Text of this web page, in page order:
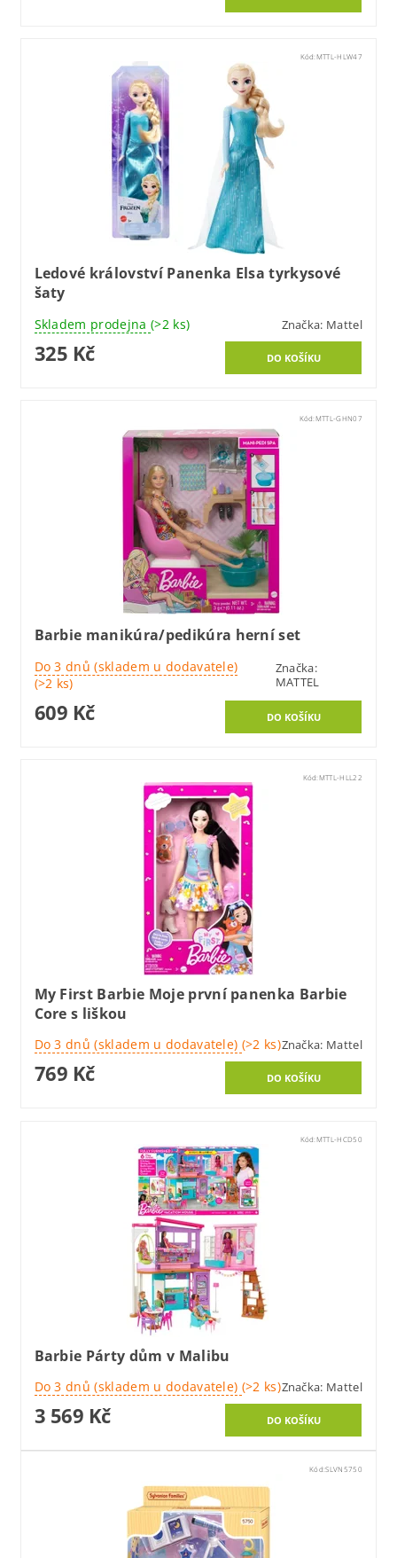
Kód:MTTL-HLW47
Ledové království Panenka Elsa tyrkysové
šaty
Skladem prodejna (>2 ks) Značka: Mattel
325 Kč
Kód: MTTL-GHN07
Barbie manikúra/pedikúra herní set
Do 3 dnů (skladem u dodavatele)
(>2 ks)
Značka:
MATTEL
609 Kč
Kód: MTTL-HLL22
My First Barbie Moje první panenka Barbie
Core s liškou
Do 3 dnů (skladem u dodavatele) (>2 ks)Značka: Mattel
769 Kč
Kód: MTTL-HCD50
Barbie Párty dům v Malibu
Do 3 dnů (skladem u dodavatele) (>2 ks)Značka: Mattel
3 569 Kč
Kód:SLVN5750